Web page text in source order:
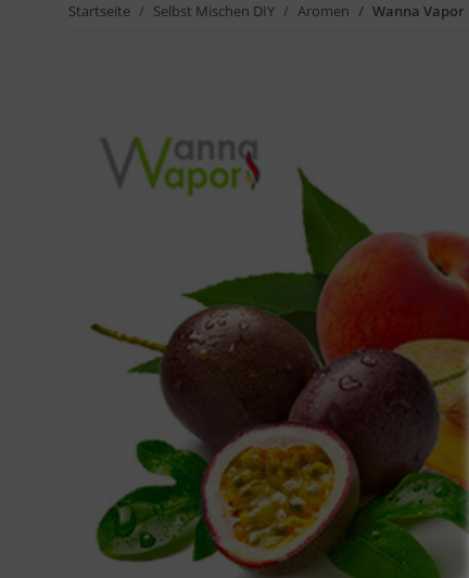
Startseite Selbst Mischen DIY Aromen Wanna